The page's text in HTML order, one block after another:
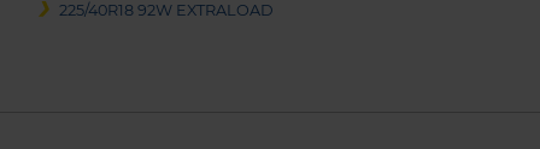
225/40R18 92W EXTRALOAD